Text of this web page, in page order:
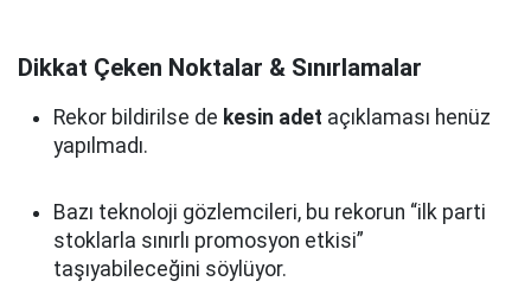
Dikkat Çeken Noktalar & Sınırlamalar
Rekor bildirilse de kesin adet açıklaması henüz
yapılmadı.
Bazı teknoloji gözlemcileri, bu rekorun “ilk parti
stoklarla sınırlı promosyon etkisi”
taşıyabileceğini söylüyor.